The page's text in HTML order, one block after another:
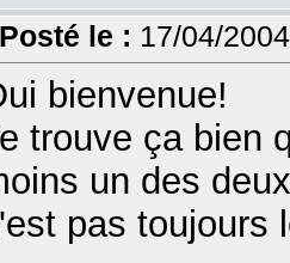
Posté le : 17/04/
bienvenue!
trouve ça bien
un des
pas toujours